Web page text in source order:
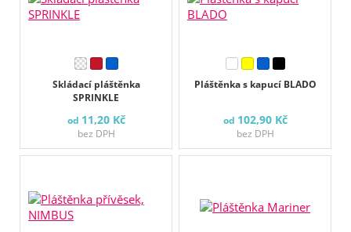
Skládací pláštěnka
SPRINKLE
od 11,20 Kč
bez DPH
Pláštěnka s kapucí BLADO
od 102,90 Kč
bez DPH